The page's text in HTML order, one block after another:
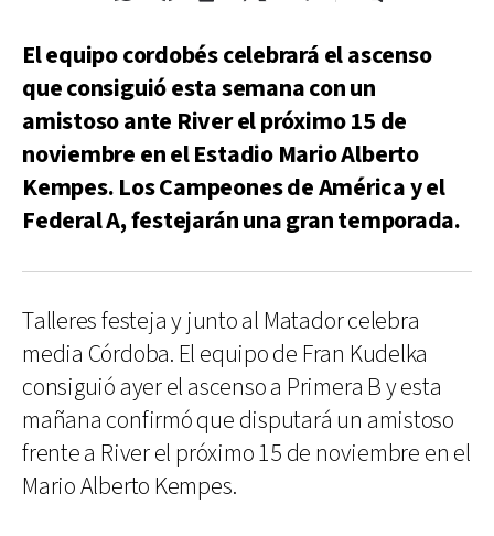
El equipo cordobés celebrará el ascenso
que consiguió esta semana con un
amistoso ante River el próximo 15 de
noviembre en el Estadio Mario Alberto
Kempes. Los Campeones de América y el
Federal A, festejarán una gran temporada.
Talleres festeja y junto al Matador celebra
media Córdoba. El equipo de Fran Kudelka
consiguió ayer el ascenso a Primera B y esta
mañana confirmó que disputará un amistoso
frente a River el próximo 15 de noviembre en el
Mario Alberto Kempes.